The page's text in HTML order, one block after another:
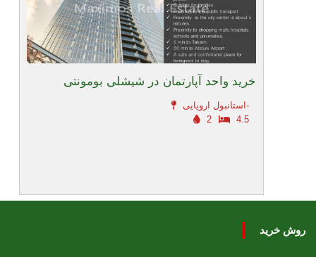
خرید واحد آپارتمان در شیشلی بومونتی
استانبول اروپایی-
4.5
2
روش خرید